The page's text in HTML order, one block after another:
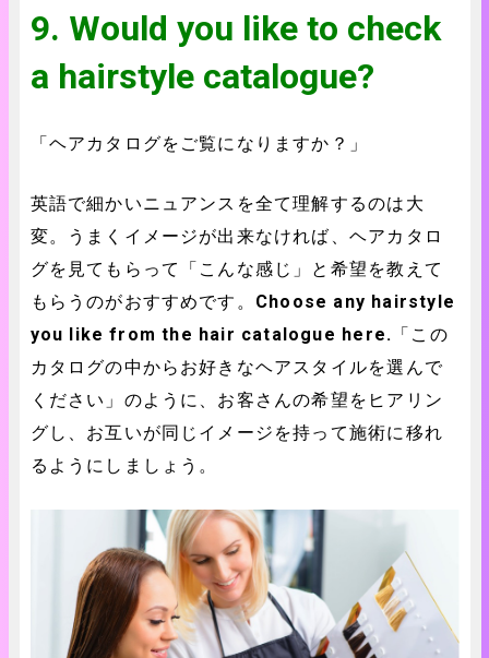
9. Would you like to check
a hairstyle catalogue?
「ヘアカタログをご覧になりますか？」
英語で細かいニュアンスを全て理解するのは大
変。うまくイメージが出来なければ、ヘアカタロ
グを見てもらって「こんな感じ」と希望を教えて
もらうのがおすすめです。 Choose any hairstyle
you like from the hair catalogue here. 「この
カタログの中からお好きなヘアスタイルを選んで
ください」のように、お客さんの希望をヒアリン
グし、お互いが同じイメージを持って施術に移れ
るようにしましょう。